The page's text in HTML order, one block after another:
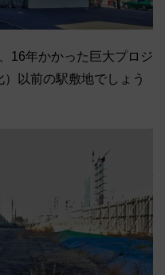
16年かかった巨大プロジ
以前の駅敷地でしょう